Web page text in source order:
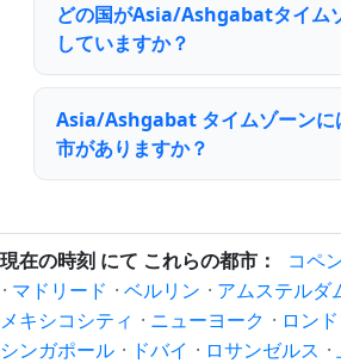
どの国がAsia/Ashgabatタイム
していますか？
Asia/Ashgabat タイムゾーンに
市がありますか？
現在の時刻 にて これらの都市： コペ
· マドリード · ベルリン · アムステルダ
メキシコシティ · ニューヨーク · ロン
シンガポール · ドバイ · ロサンゼルス ·